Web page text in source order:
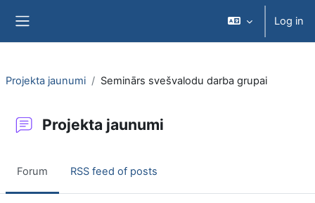
Log in
Projekta jaunumi Seminārs svešvalodu darba grupai
Projekta jaunumi
Forum RSS feed of posts